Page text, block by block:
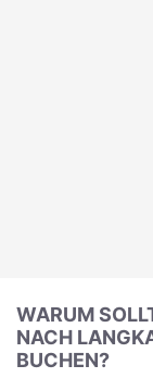
WARUM
NACH
BUCHEN?